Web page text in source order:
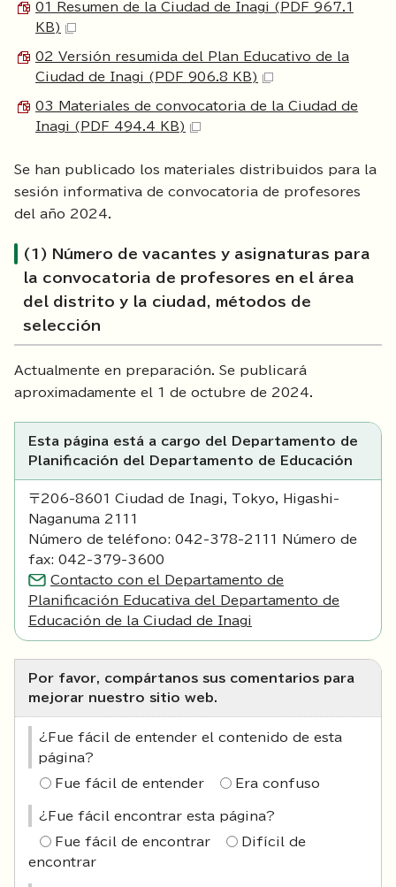
01 Resumen de la Ciudad de Inagi (PDF 967.1
KB)
02 Versión resumida del Plan Educativo de la
Ciudad de Inagi (PDF 906.8 KB)
03 Materiales de convocatoria de la Ciudad de
Inagi (PDF 494.4 KB)
Se han publicado los materiales distribuidos para la
sesión informativa de convocatoria de profesores
del año 2024.
(1) Número de vacantes y asignaturas para
la convocatoria de profesores en el área
del distrito y la ciudad, métodos de
selección
Actualmente en preparación. Se publicará
aproximadamente el 1 de octubre de 2024.
Esta página está a cargo del Departamento de
Planificación del Departamento de Educación
〒206-8601 Ciudad de Inagi, Tokyo, Higashi-
Naganuma 2111
Número de teléfono: 042-378-2111 Número de
fax: 042-379-3600
Contacto con el Departamento de
Planificación Educativa del Departamento de
Educación de la Ciudad de Inagi
Por favor, compártanos sus comentarios para
mejorar nuestro sitio web.
¿Fue fácil de entender el contenido de esta
página?
Fue fácil de entender Era confuso
¿Fue fácil encontrar esta página?
Fue fácil de encontrar
Difícil de
encontrar